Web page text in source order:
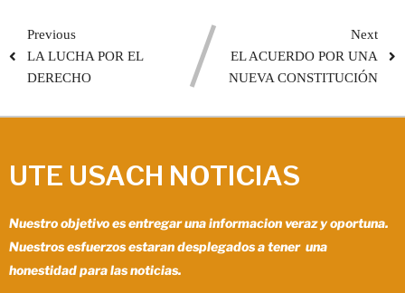
Previous
LA LUCHA POR EL
DERECHO
Next
EL ACUERDO POR UNA
NUEVA CONSTITUCIÓN
UTE USACH NOTICIAS
Nuestro objetivo es entregar una informacion veraz y oportuna.
Nuestros esfuerzos estaran desplegados a tener una
honestidad para las noticias.